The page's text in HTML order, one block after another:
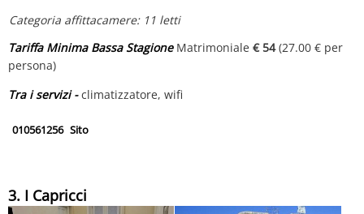
Categoria affittacamere: 11 letti
Tariffa Minima Bassa StagioneMatrimoniale € 54(27.00 € per
persona)
Tra i servizi -climatizzatore, wifi
010561256 Sito
3. I Capricci